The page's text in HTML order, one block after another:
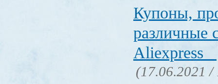
Купоны,
различные
Aliexpress
(17.06.2021 /